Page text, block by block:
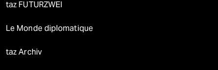
taz FUTURZWEI
Le Monde diplomatique
taz Archiv